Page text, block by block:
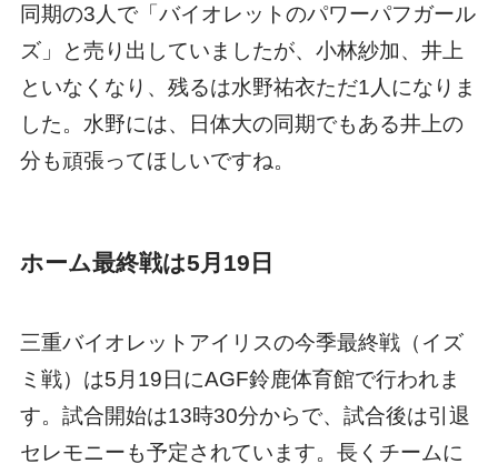
同期の3人で「バイオレットのパワーパフガール
ズ」と売り出していましたが、小林紗加、井上
といなくなり、残るは水野祐衣ただ1人になりま
した。水野には、日体大の同期でもある井上の
分も頑張ってほしいですね。
ホーム最終戦は5月19日
三重バイオレットアイリスの今季最終戦（イズ
ミ戦）は5月19日にAGF鈴鹿体育館で行われま
す。試合開始は13時30分からで、試合後は引退
セレモニーも予定されています。長くチームに